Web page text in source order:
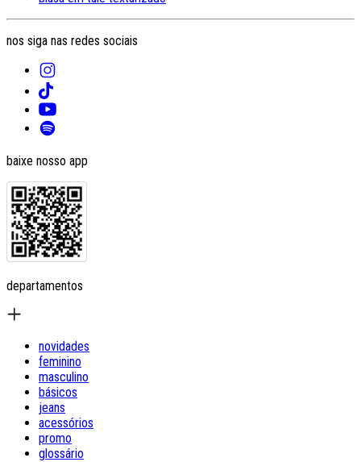
nos siga nas redes sociais
baixe nosso app
departamentos
novidades
feminino
masculino
básicos
jeans
acessórios
promo
glossário